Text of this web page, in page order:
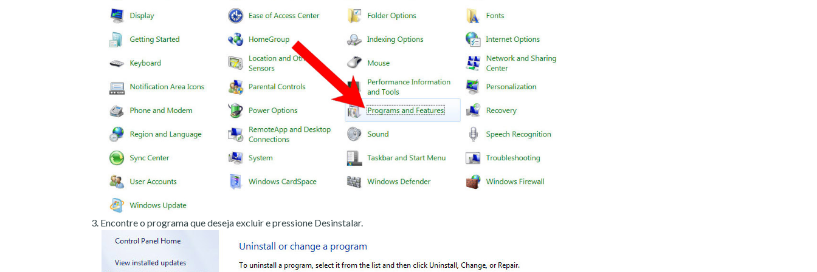
Encontre o programa que deseja excluir e pressione Desinstalar.